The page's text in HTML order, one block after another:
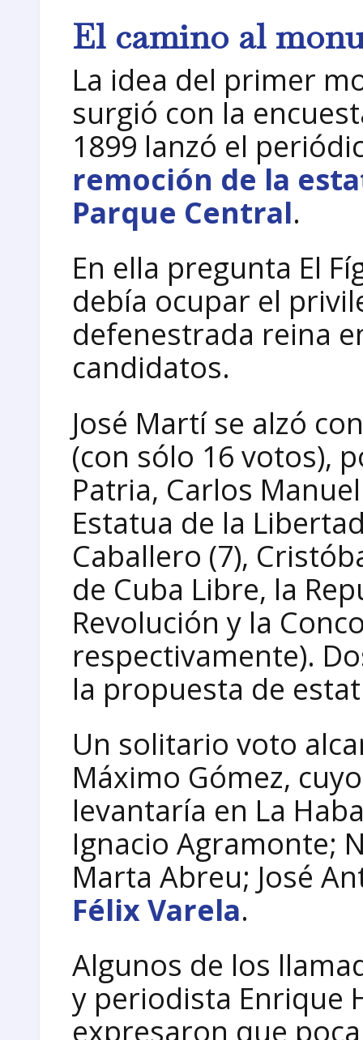
El camino al
La idea del primer
surgió con la
1899 lanzó el
remoción de la
Parque Central.
En ella pregunta El
debía ocupar el
defenestrada reina
candidatos.
José Martí se alzó
(con sólo 16 votos),
Patria, Carlos
Estatua de la
Caballero (7),
de Cuba Libre, la
Revolución y la
respectivamente).
la propuesta de
Un solitario voto
Máximo Gómez,
levantaría en La
Ignacio Agramonte;
Marta Abreu; José
Félix Varela.
Algunos de los
y periodista Enrique
expresaron que